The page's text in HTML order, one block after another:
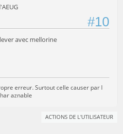
#10
avec mellorine
erreur. Surtout celle causer par l
aznable
ACTIONS DE L'UTILISATEUR